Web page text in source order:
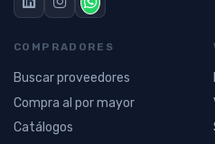
COMPRADORES
Buscar proveedores
Compra al por mayor
Catálogos